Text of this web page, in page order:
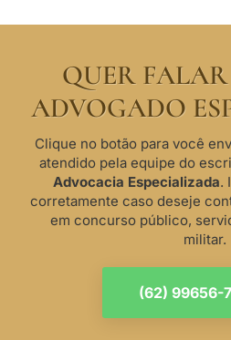
QUER
ADVOGADO
Clique no botão para você
atendido pela equipe do
Advocacia Especializada.
corretamente caso deseje
em concurso público,
militar.
(62) 99656-